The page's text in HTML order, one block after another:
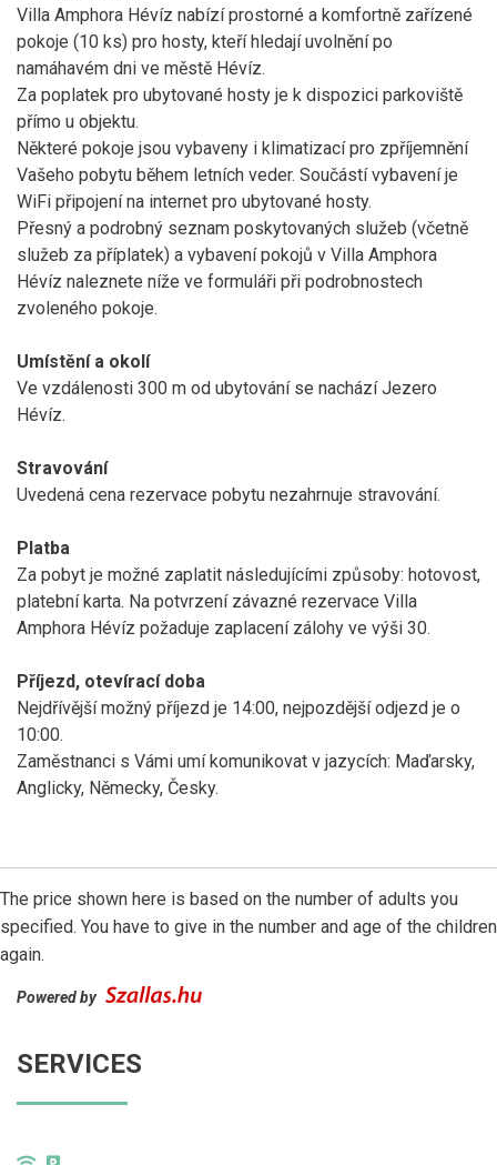
Villa Amphora Hévíz nabízí prostorné a komfortně zařízené
pokoje (10 ks) pro hosty, kteří hledají uvolnění po
namáhavém dni ve městě Hévíz.
Za poplatek pro ubytované hosty je k dispozici parkoviště
přímo u objektu.
Některé pokoje jsou vybaveny i klimatizací pro zpříjemnění
Vašeho pobytu během letních veder. Součástí vybavení je
WiFi připojení na internet pro ubytované hosty.
Přesný a podrobný seznam poskytovaných služeb (včetně
služeb za příplatek) a vybavení pokojů v Villa Amphora
Hévíz naleznete níže ve formuláři při podrobnostech
zvoleného pokoje.
Umístění a okolí
Ve vzdálenosti 300 m od ubytování se nachází Jezero
Hévíz.
Stravování
Uvedená cena rezervace pobytu nezahrnuje stravování.
Platba
Za pobyt je možné zaplatit následujícími způsoby: hotovost,
platební karta. Na potvrzení závazné rezervace Villa
Amphora Hévíz požaduje zaplacení zálohy ve výši 30.
Příjezd, otevírací doba
Nejdřívější možný příjezd je 14:00, nejpozdější odjezd je o
10:00.
Zaměstnanci s Vámi umí komunikovat v jazycích: Maďarsky,
Anglicky, Německy, Česky.
The price shown here is based on the number of adults you
specified. You have to give in the number and age of the children
again.
Powered by
SERVICES